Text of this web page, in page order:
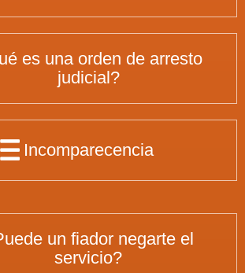
es una orden de arresto
judicial?
Incomparecencia
un fiador negarte el
servicio?